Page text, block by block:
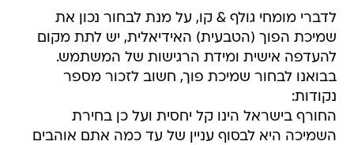
לדברי מומחי גולף & קו, על מנת לבחור נכון את
שמיכת הפוך (הטבעית) האידיאלית, יש לתת מקום
להעדפה אישית ומידת הרגישות של המשתמש.
בבואנו לבחור שמיכת פוך, חשוב לזכור מספר
נקודות:
החורף בישראל הינו קל יחסית ועל כן בחירת
השמיכה היא לבסוף עניין של עד כמה אתם אוהבים